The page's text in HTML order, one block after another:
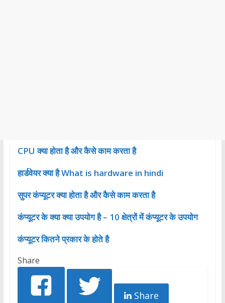
CPU क्या होता है और कैसे काम करता है
हार्डवेयर क्या है What is hardware in hindi
सुपर कंप्यूटर क्या होता है और कैसे काम करता है
कंप्यूटर के क्या क्या उपयोग है – 10 क्षेत्रों में कंप्यूटर के उपयोग
कंप्यूटर कितने प्रकार के होते है
Share
Share